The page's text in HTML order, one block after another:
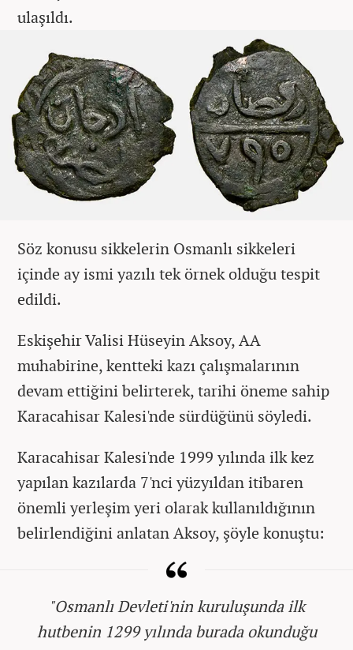
ulaşıldı.
Söz konusu sikkelerin Osmanlı sikkeleri
içinde ay ismi yazılı tek örnek olduğu tespit
edildi.
Eskişehir Valisi Hüseyin Aksoy, AA
muhabirine, kentteki kazı çalışmalarının
devam ettiğini belirterek, tarihi öneme sahip
Karacahisar Kalesi'nde sürdüğünü söyledi.
Karacahisar Kalesi'nde 1999 yılında ilk kez
yapılan kazılarda 7'nci yüzyıldan itibaren
önemli yerleşim yeri olarak kullanıldığının
belirlendiğini anlatan Aksoy, şöyle konuştu:
"Osmanlı Devleti'nin kuruluşunda ilk
hutbenin 1299 yılında burada okunduğu